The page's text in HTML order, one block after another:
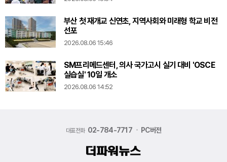
부산 첫 재개교 신연초, 지역사회와 미래형 학교 비전
선포
2026.08.06 15:46
SM프리메드센터, 의사 국가고시 실기 대비 'OSCE
실습실' 10일 개소
2026.08.06 14:52
대표전화 02-784-7717 PC버전